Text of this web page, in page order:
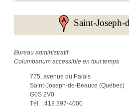
Saint-Joseph-
Bureau administratif
Columbarium accessible en tout temps
775, avenue du Palais
Saint-Joseph-de-Beauce (Québec)
G0S 2V0
Tél. : 418 397-4000